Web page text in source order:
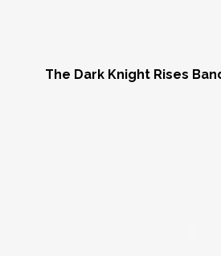
The Dark Knight Rises